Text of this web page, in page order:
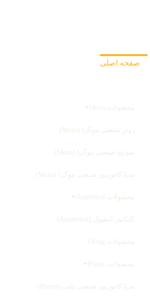
صفحه اصلی
محصولات Moxa
روتر صنعتی موگزا (Moxa)
سوئیچ صنعتی موگزا (Moxa)
مدیا کانورتور صنعتی موگزا (Moxa)
محصولات Amphenol
کانکتور امفنول (Amphenol)
محصولات Oring
محصولات Planet
مدیا کانورتور صنعتی پلنت (Planet)